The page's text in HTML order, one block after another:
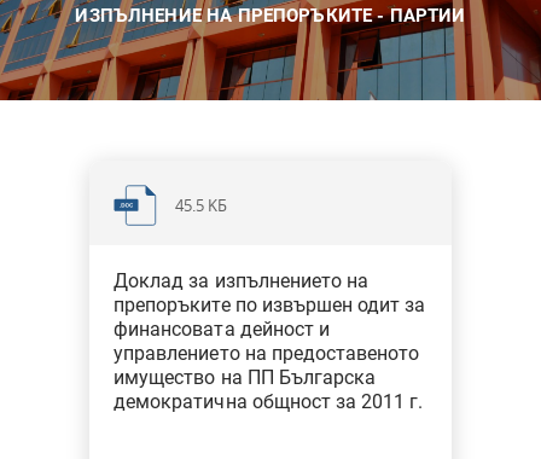
ИЗПЪЛНЕНИЕ НА ПРЕПОРЪКИТЕ - ПАРТИИ
45.5 KБ
Доклад за изпълнението на
препоръките по извършен одит за
финансовата дейност и
управлението на предоставеното
имущество на ПП Българска
демократична общност за 2011 г.